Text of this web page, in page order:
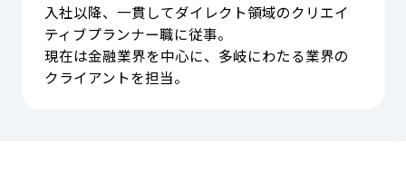
入社以降、一貫してダイレクト領域のクリエイ
ティブプランナー職に従事。
現在は金融業界を中心に、多岐にわたる業界の
クライアントを担当。